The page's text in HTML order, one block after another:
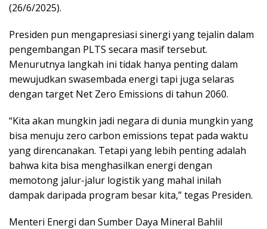
(26/6/2025).
Presiden pun mengapresiasi sinergi yang tejalin dalam
pengembangan PLTS secara masif tersebut.
Menurutnya langkah ini tidak hanya penting dalam
mewujudkan swasembada energi tapi juga selaras
dengan target Net Zero Emissions di tahun 2060.
“Kita akan mungkin jadi negara di dunia mungkin yang
bisa menuju zero carbon emissions tepat pada waktu
yang direncanakan. Tetapi yang lebih penting adalah
bahwa kita bisa menghasilkan energi dengan
memotong jalur-jalur logistik yang mahal inilah
dampak daripada program besar kita,” tegas Presiden.
Menteri Energi dan Sumber Daya Mineral Bahlil